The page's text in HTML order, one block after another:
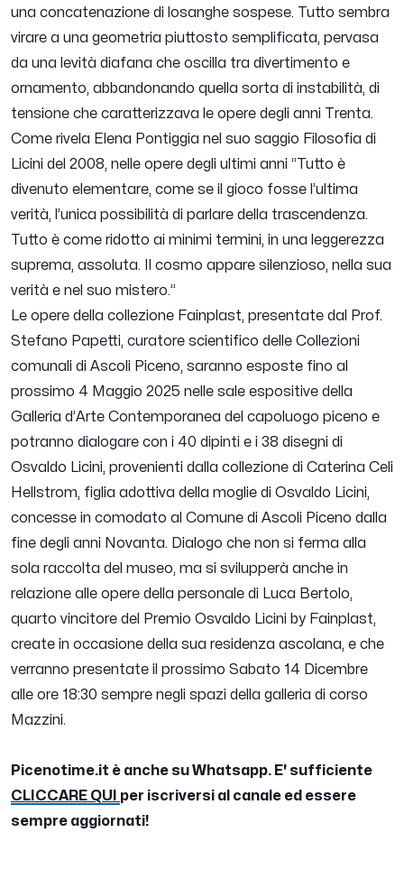
una concatenazione di losanghe sospese. Tutto sembra
virare a una geometria piuttosto semplificata, pervasa
da una levità diafana che oscilla tra divertimento e
ornamento, abbandonando quella sorta di instabilità, di
tensione che caratterizzava le opere degli anni Trenta.
Come rivela Elena Pontiggia nel suo saggio Filosofia di
Licini del 2008, nelle opere degli ultimi anni “Tutto è
divenuto elementare, come se il gioco fosse l’ultima
verità, l’unica possibilità di parlare della trascendenza.
Tutto è come ridotto ai minimi termini, in una leggerezza
suprema, assoluta. Il cosmo appare silenzioso, nella sua
verità e nel suo mistero.”
Le opere della collezione Fainplast, presentate dal Prof.
Stefano Papetti, curatore scientifico delle Collezioni
comunali di Ascoli Piceno, saranno esposte fino al
prossimo 4 Maggio 2025 nelle sale espositive della
Galleria d’Arte Contemporanea del capoluogo piceno e
potranno dialogare con i 40 dipinti e i 38 disegni di
Osvaldo Licini, provenienti dalla collezione di Caterina Celi
Hellstrom, figlia adottiva della moglie di Osvaldo Licini,
concesse in comodato al Comune di Ascoli Piceno dalla
fine degli anni Novanta. Dialogo che non si ferma alla
sola raccolta del museo, ma si svilupperà anche in
relazione alle opere della personale di Luca Bertolo,
quarto vincitore del Premio Osvaldo Licini by Fainplast,
create in occasione della sua residenza ascolana, e che
verranno presentate il prossimo Sabato 14 Dicembre
alle ore 18:30 sempre negli spazi della galleria di corso
Mazzini.
Picenotime.it è anche su Whatsapp. E' sufficiente
CLICCARE QUI per iscriversi al canale ed essere
sempre aggiornati!